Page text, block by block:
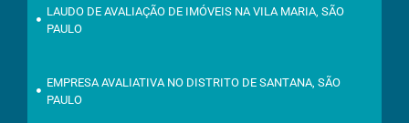
LAUDO DE AVALIAÇÃO DE IMÓVEIS NA VILA MARIA, SÃO
PAULO
EMPRESA AVALIATIVA NO DISTRITO DE SANTANA, SÃO
PAULO